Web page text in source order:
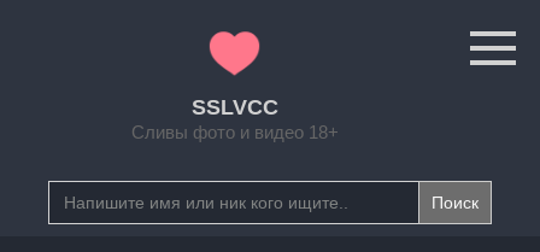
SSLVCC
Сливы фото и видео 18+
Search
for: